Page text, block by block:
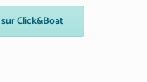
Click&Boat